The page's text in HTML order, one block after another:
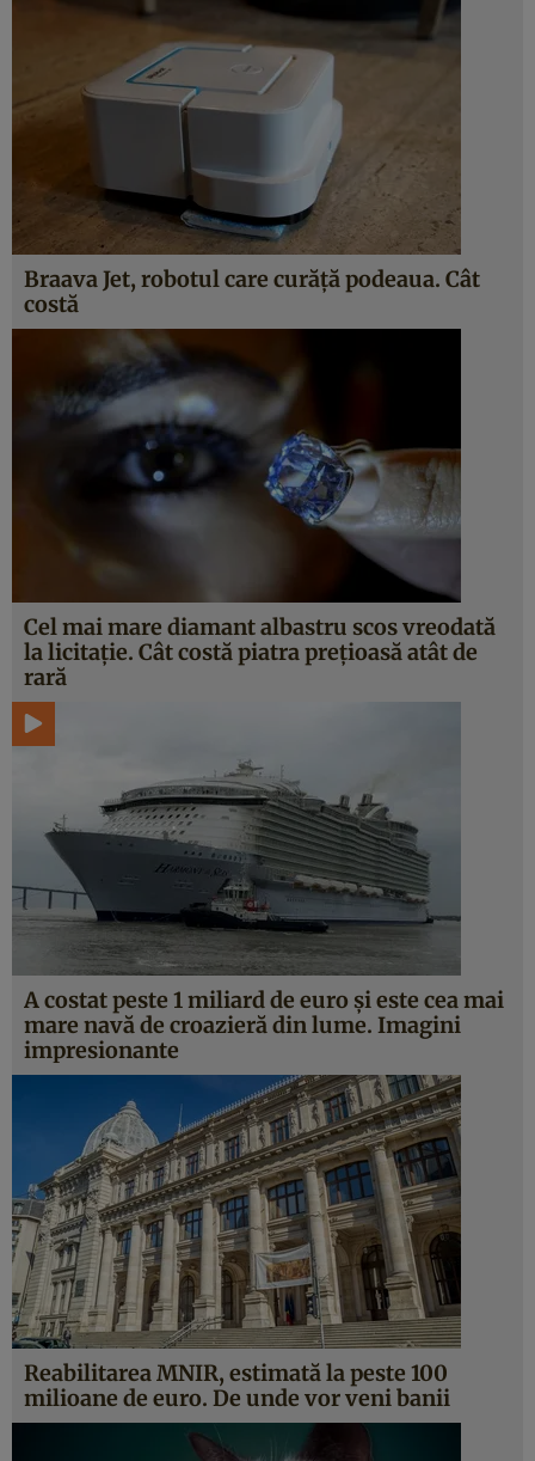
Braava Jet, robotul care curăţă podeaua. Cât
costă
Cel mai mare diamant albastru scos vreodată
la licitaţie. Cât costă piatra preţioasă atât de
rară
A costat peste 1 miliard de euro şi este cea mai
mare navă de croazieră din lume. Imagini
impresionante
Reabilitarea MNIR, estimată la peste 100
milioane de euro. De unde vor veni banii